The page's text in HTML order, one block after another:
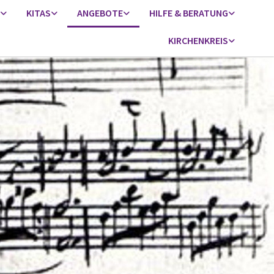
KITAS ANGEBOTE HILFE & BERATUNG
KIRCHENKREIS